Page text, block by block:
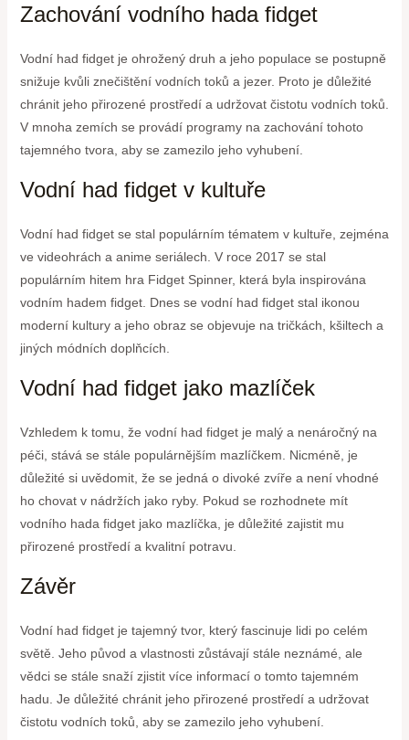
Zachování vodního hada fidget
Vodní had fidget je ohrožený druh a jeho populace se postupně
snižuje kvůli znečištění vodních toků a jezer. Proto je důležité
chránit jeho přirozené prostředí a udržovat čistotu vodních toků.
V mnoha zemích se provádí programy na zachování tohoto
tajemného tvora, aby se zamezilo jeho vyhubení.
Vodní had fidget v kultuře
Vodní had fidget se stal populárním tématem v kultuře, zejména
ve videohrách a anime seriálech. V roce 2017 se stal
populárním hitem hra Fidget Spinner, která byla inspirována
vodním hadem fidget. Dnes se vodní had fidget stal ikonou
moderní kultury a jeho obraz se objevuje na tričkách, kšiltech a
jiných módních doplňcích.
Vodní had fidget jako mazlíček
Vzhledem k tomu, že vodní had fidget je malý a nenáročný na
péči, stává se stále populárnějším mazlíčkem. Nicméně, je
důležité si uvědomit, že se jedná o divoké zvíře a není vhodné
ho chovat v nádržích jako ryby. Pokud se rozhodnete mít
vodního hada fidget jako mazlíčka, je důležité zajistit mu
přirozené prostředí a kvalitní potravu.
Závěr
Vodní had fidget je tajemný tvor, který fascinuje lidi po celém
světě. Jeho původ a vlastnosti zůstávají stále neznámé, ale
vědci se stále snaží zjistit více informací o tomto tajemném
hadu. Je důležité chránit jeho přirozené prostředí a udržovat
čistotu vodních toků, aby se zamezilo jeho vyhubení.